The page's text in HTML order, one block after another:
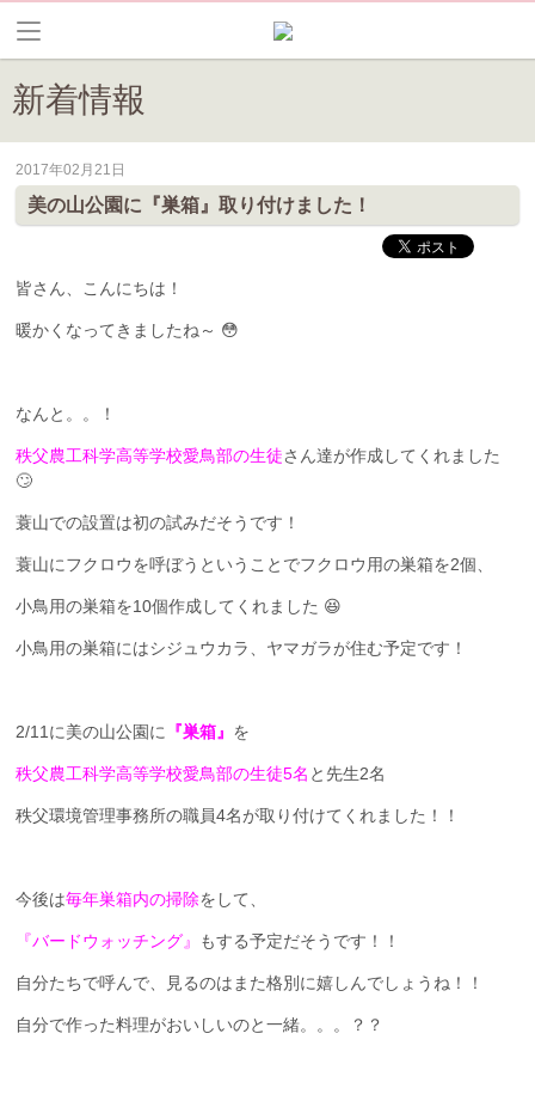
新着情報
皆野町のイベントやお祭り、花情報等の最新情報や観光協会会員情報
2017年02月21日
美の山公園に『巣箱』取り付けました！
皆さん、こんにちは！
暖かくなってきましたね～ 😳
なんと。。！
秩父農工科学高等学校愛鳥部の生徒さん達が作成してくれました
🙄
蓑山での設置は初の試みだそうです！
蓑山にフクロウを呼ぼうということでフクロウ用の巣箱を2個、
小鳥用の巣箱を10個作成してくれました 😆
小鳥用の巣箱にはシジュウカラ、ヤマガラが住む予定です！
2/11に美の山公園に 『巣箱』 を
秩父農工科学高等学校愛鳥部の生徒5名 と先生2名
秩父環境管理事務所の職員4名が取り付けてくれました！！
今後は毎年巣箱内の掃除をして、
『バードウォッチング』 もする予定だそうです！！
自分たちで呼んで、見るのはまた格別に嬉しんでしょうね！！
自分で作った料理がおいしいのと一緒。。。？？